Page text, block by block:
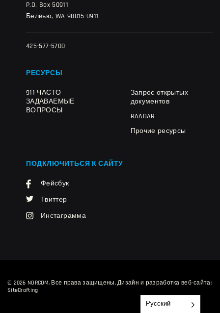
P.O. Box 50911
Белвью, WA 98015-0911
425-577-5700
РЕСУРСЫ
911 ЧАСТО
ЗАДАВАЕМЫЕ
ВОПРОСЫ
Запрос открытых
документов
RAADAR
Прочие ресурсы
ПОДКЛЮЧИТЬСЯ К САЙТУ
Фейсбук
Твиттер
Инстаграмма
© 2026 NORCOM, Все права защищены.Дизайн и разработка веб-сайта:
SiteCrafting
Русский